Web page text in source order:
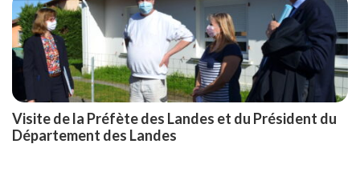
Visite de la Préfète des Landes et du Président du
Département des Landes